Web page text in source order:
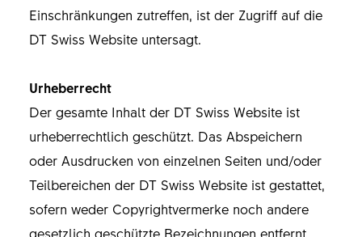
Einschränkungen zutreffen, ist der Zugriff auf die
DT Swiss Website untersagt.
Urheberrecht
Der gesamte Inhalt der DT Swiss Website ist
urheberrechtlich geschützt. Das Abspeichern
oder Ausdrucken von einzelnen Seiten und/oder
Teilbereichen der DT Swiss Website ist gestattet,
sofern weder Copyrightvermerke noch andere
gesetzlich geschützte Bezeichnungen entfernt